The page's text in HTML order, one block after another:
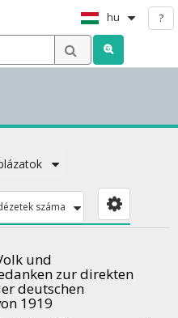
hu ?
száma
und
zur direkten
deutschen
1919